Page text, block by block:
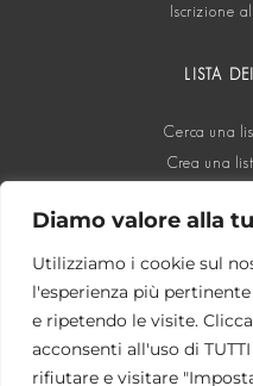
Diamo valore alla
Utilizziamo i cookie sul
l'esperienza più
e ripetendo le visite.
acconsenti all'uso di
rifiutare e visitare
Iscrizione
LISTA
Cerca una
Crea una